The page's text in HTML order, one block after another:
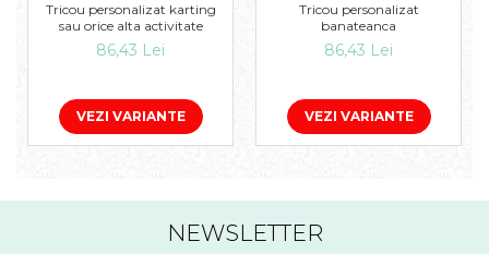
Tricou personalizat karting
sau orice alta activitate
86,43 Lei
VEZI VARIANTE
Tricou personalizat
banateanca
86,43 Lei
VEZI VARIANTE
NEWSLETTER